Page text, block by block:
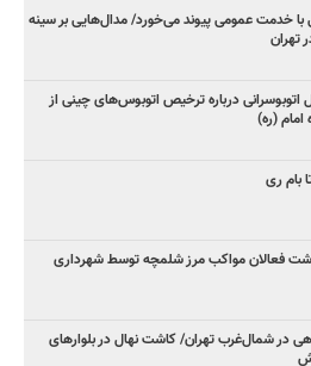
با خدمت عمومی پیوند می‌خورد/ مدال‌هایی بر سینه
تهران
اتوبوسرانی درباره ترخیص اتوبوس‌های چینی از
امام (ره)
بام ری
فعالان مواکب مرز شلمچه توسط شهرداری
در شمال‌غرب تهران/ کاشت نهال در بلوارهای